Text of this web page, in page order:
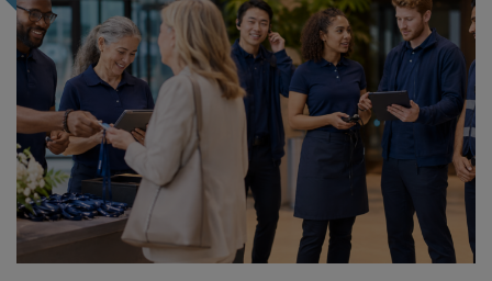
Loading...